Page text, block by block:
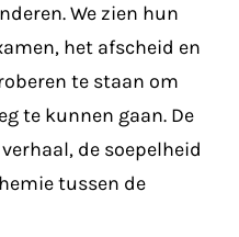
We zien hun
het afscheid en
te staan om
te kunnen gaan. De
de soepelheid
tussen de